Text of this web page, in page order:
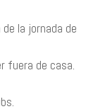
la jornada de
fuera de casa.